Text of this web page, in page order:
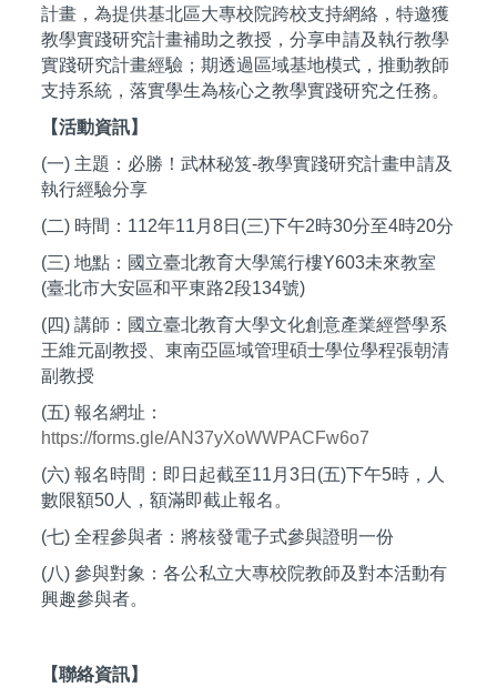
計畫，為提供基北區大專校院跨校支持網絡，特邀獲
教學實踐研究計畫補助之教授，分享申請及執行教學
實踐研究計畫經驗；期透過區域基地模式，推動教師
支持系統，落實學生為核心之教學實踐研究之任務。
【活動資訊】
(一) 主題：必勝！武林秘笈-教學實踐研究計畫申請及
執行經驗分享
(二) 時間：112年11月8日(三)下午2時30分至4時20分
(三) 地點：國立臺北教育大學篤行樓Y603未來教室
(臺北市大安區和平東路2段134號)
(四) 講師：國立臺北教育大學文化創意產業經營學系
王維元副教授、東南亞區域管理碩士學位學程張朝清
副教授
(五) 報名網址：
https://forms.gle/AN37yXoWWPACFw6o7
(六) 報名時間：即日起截至11月3日(五)下午5時，人
數限額50人，額滿即截止報名。
(七) 全程參與者：將核發電子式參與證明一份
(八) 參與對象：各公私立大專校院教師及對本活動有
興趣參與者。
【聯絡資訊】